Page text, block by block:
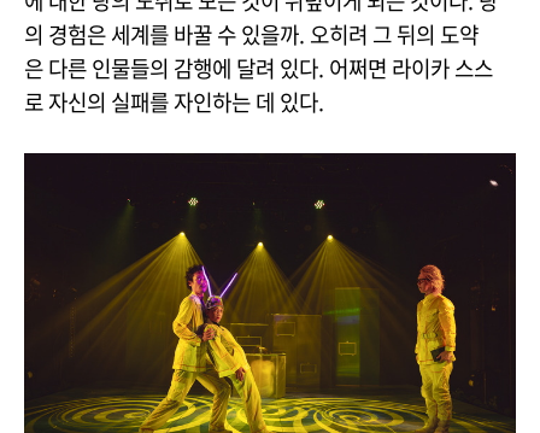
의 경험은 세계를 바꿀 수 있을까. 오히려 그 뒤의 도약
은 다른 인물들의 감행에 달려 있다. 어쩌면 라이카 스스
로 자신의 실패를 자인하는 데 있다.